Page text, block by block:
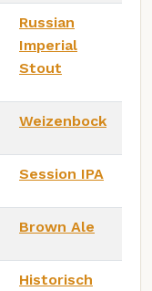
Russian
Imperial
Stout
Weizenbock
Session IPA
Brown Ale
Historisch